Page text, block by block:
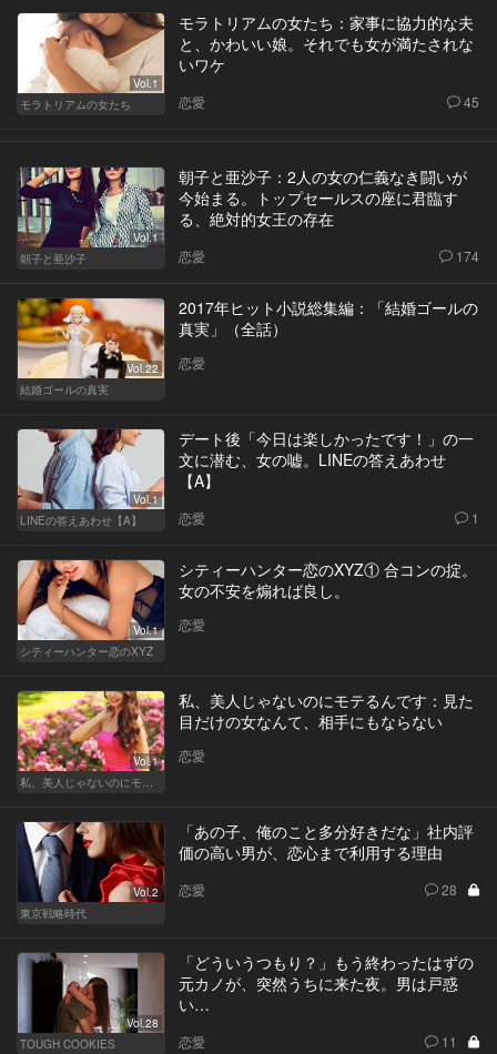
Vol.1
モラトリアムの女たち
モラトリアムの女たち：家事に協力的な夫
と、かわいい娘。それでも女が満たされな
いワケ
恋愛 45
Vol.1
朝子と亜沙子
朝子と亜沙子：2人の女の仁義なき闘いが
今始まる。トップセールスの座に君臨す
る、絶対的女王の存在
恋愛 174
Vol.22
結婚ゴールの真実
2017年ヒット小説総集編：「結婚ゴールの
真実」（全話）
恋愛
Vol.1
LINEの答えあわせ【A】
デート後「今日は楽しかったです！」の一
文に潜む、女の嘘。LINEの答えあわせ
【A】
恋愛 1
Vol.1
シティーハンター恋のXYZ
シティーハンター恋のXYZ① 合コンの掟。
女の不安を煽れば良し。
恋愛
Vol.1
私、美人じゃないのにモテるんです。
私、美人じゃないのにモテるんです：見た
目だけの女なんて、相手にもならない
恋愛
Vol.2
東京戦略時代
「あの子、俺のこと多分好きだな」社内評
価の高い男が、恋心まで利用する理由
恋愛 28
Vol.28
TOUGH COOKIES
「どういうつもり？」もう終わったはずの
元カノが、突然うちに来た夜。男は戸惑
い…
恋愛 11